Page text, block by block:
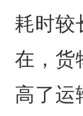
耗时较
在，货
高了运